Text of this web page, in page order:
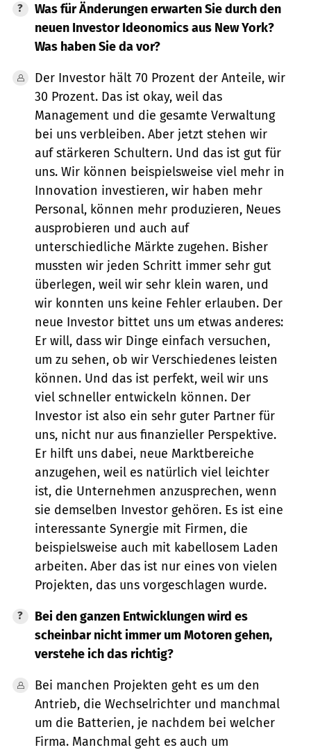
Was für Änderungen erwarten Sie durch den
neuen Investor Ideonomics aus New York?
Was haben Sie da vor?
Der Investor hält 70 Prozent der Anteile, wir
30 Prozent. Das ist okay, weil das
Management und die gesamte Verwaltung
bei uns verbleiben. Aber jetzt stehen wir
auf stärkeren Schultern. Und das ist gut für
uns. Wir können beispielsweise viel mehr in
Innovation investieren, wir haben mehr
Personal, können mehr produzieren, Neues
ausprobieren und auch auf
unterschiedliche Märkte zugehen. Bisher
mussten wir jeden Schritt immer sehr gut
überlegen, weil wir sehr klein waren, und
wir konnten uns keine Fehler erlauben. Der
neue Investor bittet uns um etwas anderes:
Er will, dass wir Dinge einfach versuchen,
um zu sehen, ob wir Verschiedenes leisten
können. Und das ist perfekt, weil wir uns
viel schneller entwickeln können. Der
Investor ist also ein sehr guter Partner für
uns, nicht nur aus finanzieller Perspektive.
Er hilft uns dabei, neue Marktbereiche
anzugehen, weil es natürlich viel leichter
ist, die Unternehmen anzusprechen, wenn
sie demselben Investor gehören. Es ist eine
interessante Synergie mit Firmen, die
beispielsweise auch mit kabellosem Laden
arbeiten. Aber das ist nur eines von vielen
Projekten, das uns vorgeschlagen wurde.
Bei den ganzen Entwicklungen wird es
scheinbar nicht immer um Motoren gehen,
verstehe ich das richtig?
Bei manchen Projekten geht es um den
Antrieb, die Wechselrichter und manchmal
um die Batterien, je nachdem bei welcher
Firma. Manchmal geht es auch um